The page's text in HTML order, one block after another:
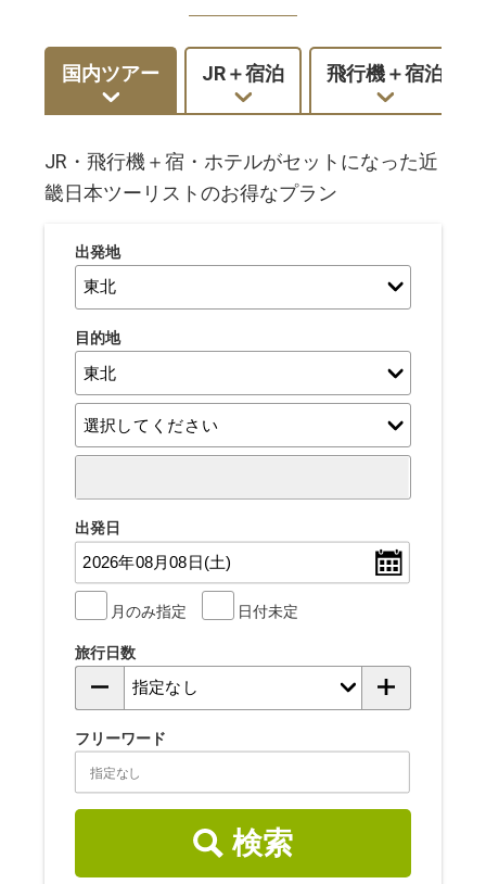
国内ツアー JR＋宿泊 飛行機＋宿泊
JR・飛行機＋宿・ホテルがセットになった近
畿日本ツーリストのお得なプラン
出発地
目的地
出発日
月のみ指定 日付未定
旅行日数
フリーワード
検索